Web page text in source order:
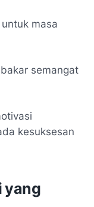
masa
semangat
kesuksesan
yang